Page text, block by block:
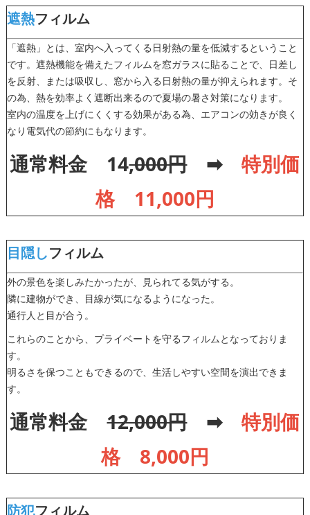
遮熱フィルム
「遮熱」とは、室内へ入ってくる日射熱の量を低減するということ
です。遮熱機能を備えたフィルムを窓ガラスに貼ることで、日差し
を反射、または吸収し、窓から入る日射熱の量が抑えられます。そ
の為、熱を効率よく遮断出来るので夏場の暑さ対策になります。
室内の温度を上げにくくする効果がある為、エアコンの効きが良く
なり電気代の節約にもなります。
通常料金 14,000円➡
特別価
格 11,000円
目隠しフィルム
外の景色を楽しみたかったが、見られてる気がする。
隣に建物ができ、目線が気になるようになった。
通行人と目が合う。
これらのことから、プライベートを守るフィルムとなっておりま
す。
明るさを保つこともできるので、生活しやすい空間を演出できま
す。
通常料金12,000円➡
特別価
格 8,000円
防犯フィルム